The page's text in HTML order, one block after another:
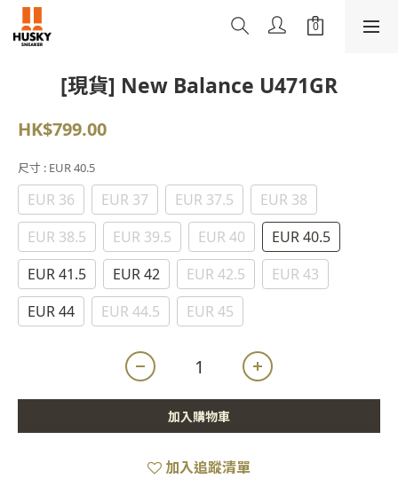
[現貨] New Balance U471GR
HK$799.00
尺寸 : EUR 40.5
EUR 36 EUR 37 EUR 37.5
EUR 38
EUR 38.5
EUR 39.5 EUR 40
EUR 40.5
EUR 41.5
EUR 42 EUR 42.5
EUR 43
EUR 44
EUR 44.5 EUR 45
加入購物車
加入追蹤清單